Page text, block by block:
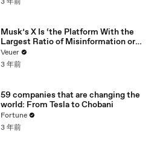
Musk’s X Is ‘the Platform With the
Largest Ratio of Misinformation or
Disinformation’ Amongst All Social
Media Platforms
Veuer
3 年前
59 companies that are changing the
world: From Tesla to Chobani
Fortune
3 年前